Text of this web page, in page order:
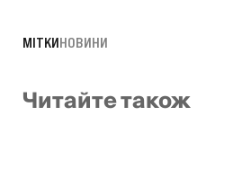
МІТКИНОВИНИ
Читайте також